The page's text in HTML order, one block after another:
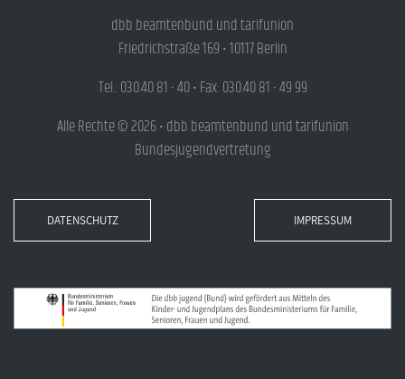
dbb beamtenbund und tarifunion
Friedrichstraße 169 • 10117 Berlin
Tel.: 030.40 81 - 40 • Fax: 030.40 81 - 49 99
Alle Rechte © 2026 • dbb beamtenbund und tarifunion
Bundesjugendvertretung
DATENSCHUTZ IMPRESSUM